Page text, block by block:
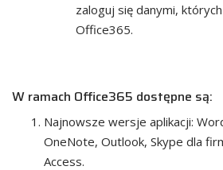
zaloguj się danymi,
Office365.
W ramach Office365 dostępne są:
Najnowsze wersje aplikacji:
OneNote, Outlook, Skype dla
Access.